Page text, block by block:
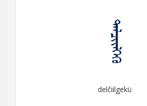
ᠳᠡᠯᠴᠶᠢᠯᠭᠡᠬᠦ
delčiilgekü